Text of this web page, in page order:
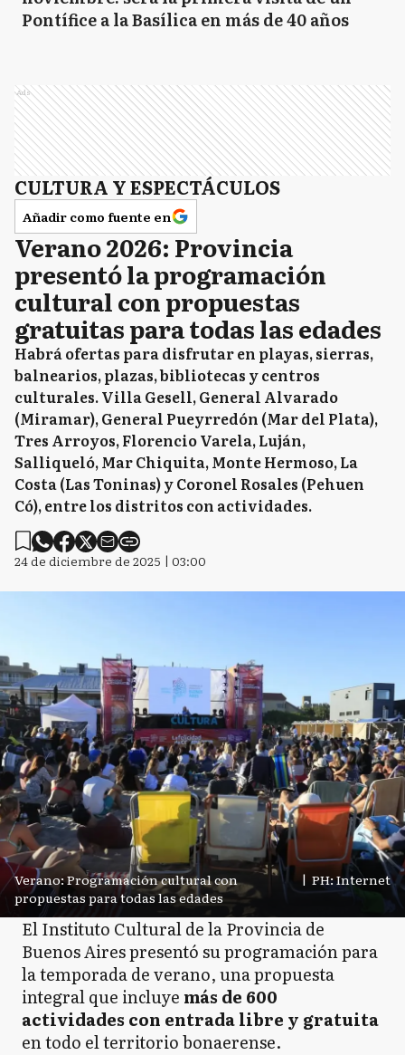
Pontífice a la Basílica en más de 40 años
Ads
CULTURA Y ESPECTÁCULOS
Añadir como fuente en
Verano 2026: Provincia
presentó la programación
cultural con propuestas
gratuitas para todas las edades
Habrá ofertas para disfrutar en playas, sierras,
balnearios, plazas, bibliotecas y centros
culturales. Villa Gesell, General Alvarado
(Miramar), General Pueyrredón (Mar del Plata),
Tres Arroyos, Florencio Varela, Luján,
Salliqueló, Mar Chiquita, Monte Hermoso, La
Costa (Las Toninas) y Coronel Rosales (Pehuen
Có), entre los distritos con actividades.
24 de diciembre de 2025 | 03:00
Verano: Programación cultural con
propuestas para todas las edades
| PH: Internet
El Instituto Cultural de la Provincia de
Buenos Aires presentó su programación para
la temporada de verano, una propuesta
integral que incluye más de 600
actividades con entrada libre y gratuita
en todo el territorio bonaerense.